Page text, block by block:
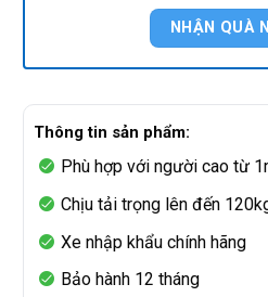
Thông tin sản phẩm:
Phù hợp với người cao từ
Chịu tải trọng lên đến
Xe nhập khẩu chính hãng
Bảo hành 12 tháng